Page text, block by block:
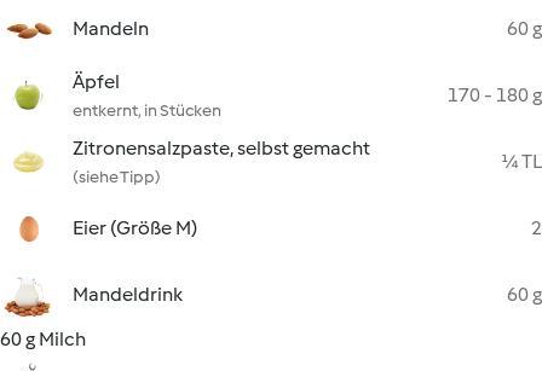
Mandeln 60 g
Äpfel
entkernt, in Stücken
170 - 180 g
Zitronensalzpaste, selbst gemacht
(siehe Tipp)
¼ TL
Eier (Größe M) 2
Mandeldrink
60 g
60 g Milch